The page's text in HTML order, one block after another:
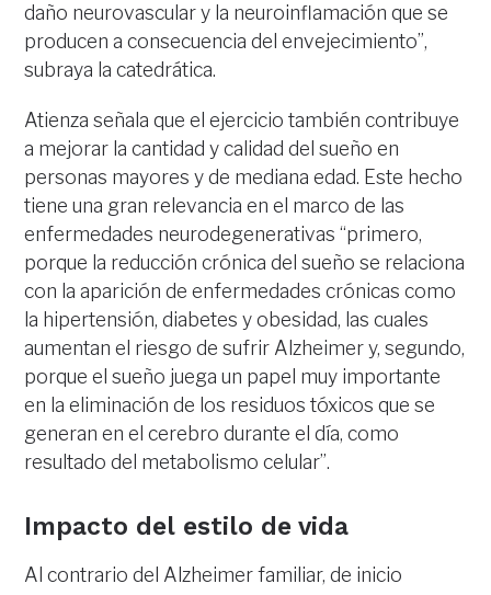
daño neurovascular y la neuroinflamación que se
producen a consecuencia del envejecimiento”,
subraya la catedrática.
Atienza señala que el ejercicio también contribuye
a mejorar la cantidad y calidad del sueño en
personas mayores y de mediana edad. Este hecho
tiene una gran relevancia en el marco de las
enfermedades neurodegenerativas “primero,
porque la reducción crónica del sueño se relaciona
con la aparición de enfermedades crónicas como
la hipertensión, diabetes y obesidad, las cuales
aumentan el riesgo de sufrir Alzheimer y, segundo,
porque el sueño juega un papel muy importante
en la eliminación de los residuos tóxicos que se
generan en el cerebro durante el día, como
resultado del metabolismo celular”.
Impacto del estilo de vida
Al contrario del Alzheimer familiar, de inicio